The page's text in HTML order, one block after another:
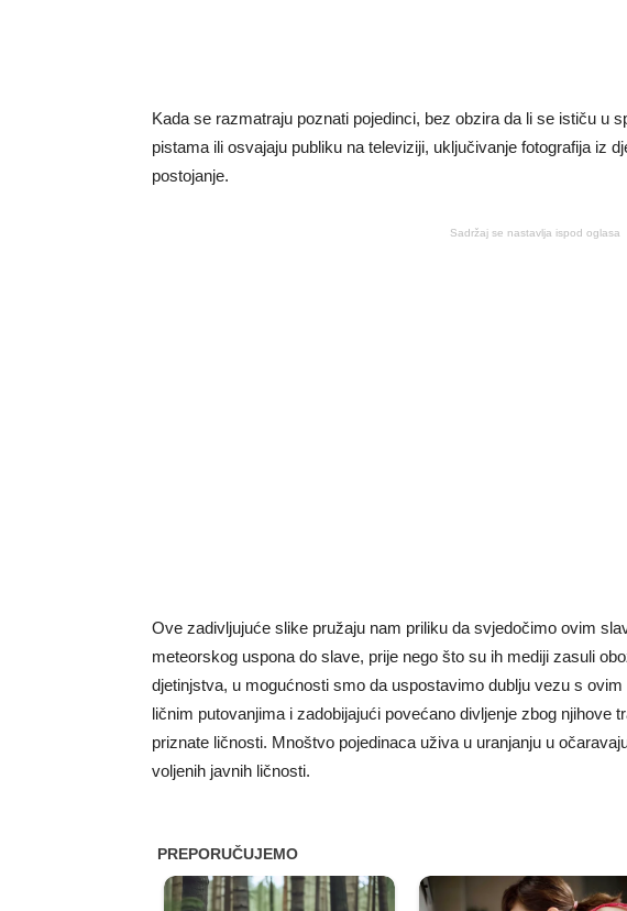
Kada se razmatraju poznati pojedinci, bez obzira da li se ističu u
pistama ili osvajaju publiku na televiziji, uključivanje fotografija iz
postojanje.
Sadržaj se nastavlja ispod oglasa
Ove zadivljujuće slike pružaju nam priliku da svjedočimo ovim
meteorskog uspona do slave, prije nego što su ih mediji zasuli
djetinjstva, u mogućnosti smo da uspostavimo dublju vezu s
ličnim putovanjima i zadobijajući povećano divljenje zbog njihove
priznate ličnosti. Mnoštvo pojedinaca uživa u uranjanju u
voljenih javnih ličnosti.